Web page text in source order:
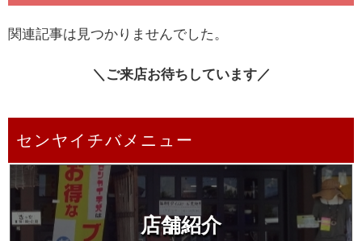
関連記事は見つかりませんでした。
＼ご来店お待ちしています／
センヤイチバメニュー
店舗紹介